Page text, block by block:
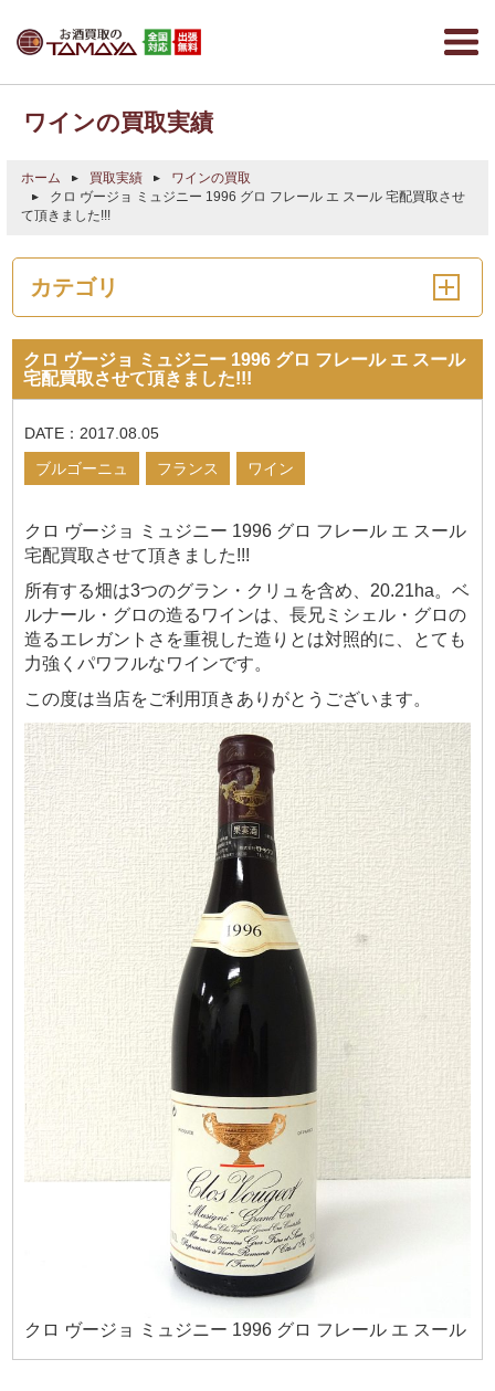
ワインの買取実績
ホーム 買取実績
ワインの買取
クロ ヴージョ ミュジニー 1996 グロ フレール エ スール 宅配買取させ
て頂きました!!!
カテゴリ
クロ ヴージョ ミュジニー 1996 グロ フレール エ スール
宅配買取させて頂きました!!!
DATE：2017.08.05
ブルゴーニュ
フランス ワイン
クロ ヴージョ ミュジニー 1996 グロ フレール エ スール
宅配買取させて頂きました!!!
所有する畑は3つのグラン・クリュを含め、20.21ha。ベ
ルナール・グロの造るワインは、長兄ミシェル・グロの
造るエレガントさを重視した造りとは対照的に、とても
力強くパワフルなワインです。
この度は当店をご利用頂きありがとうございます。
クロ ヴージョ ミュジニー 1996 グロ フレール エ スール